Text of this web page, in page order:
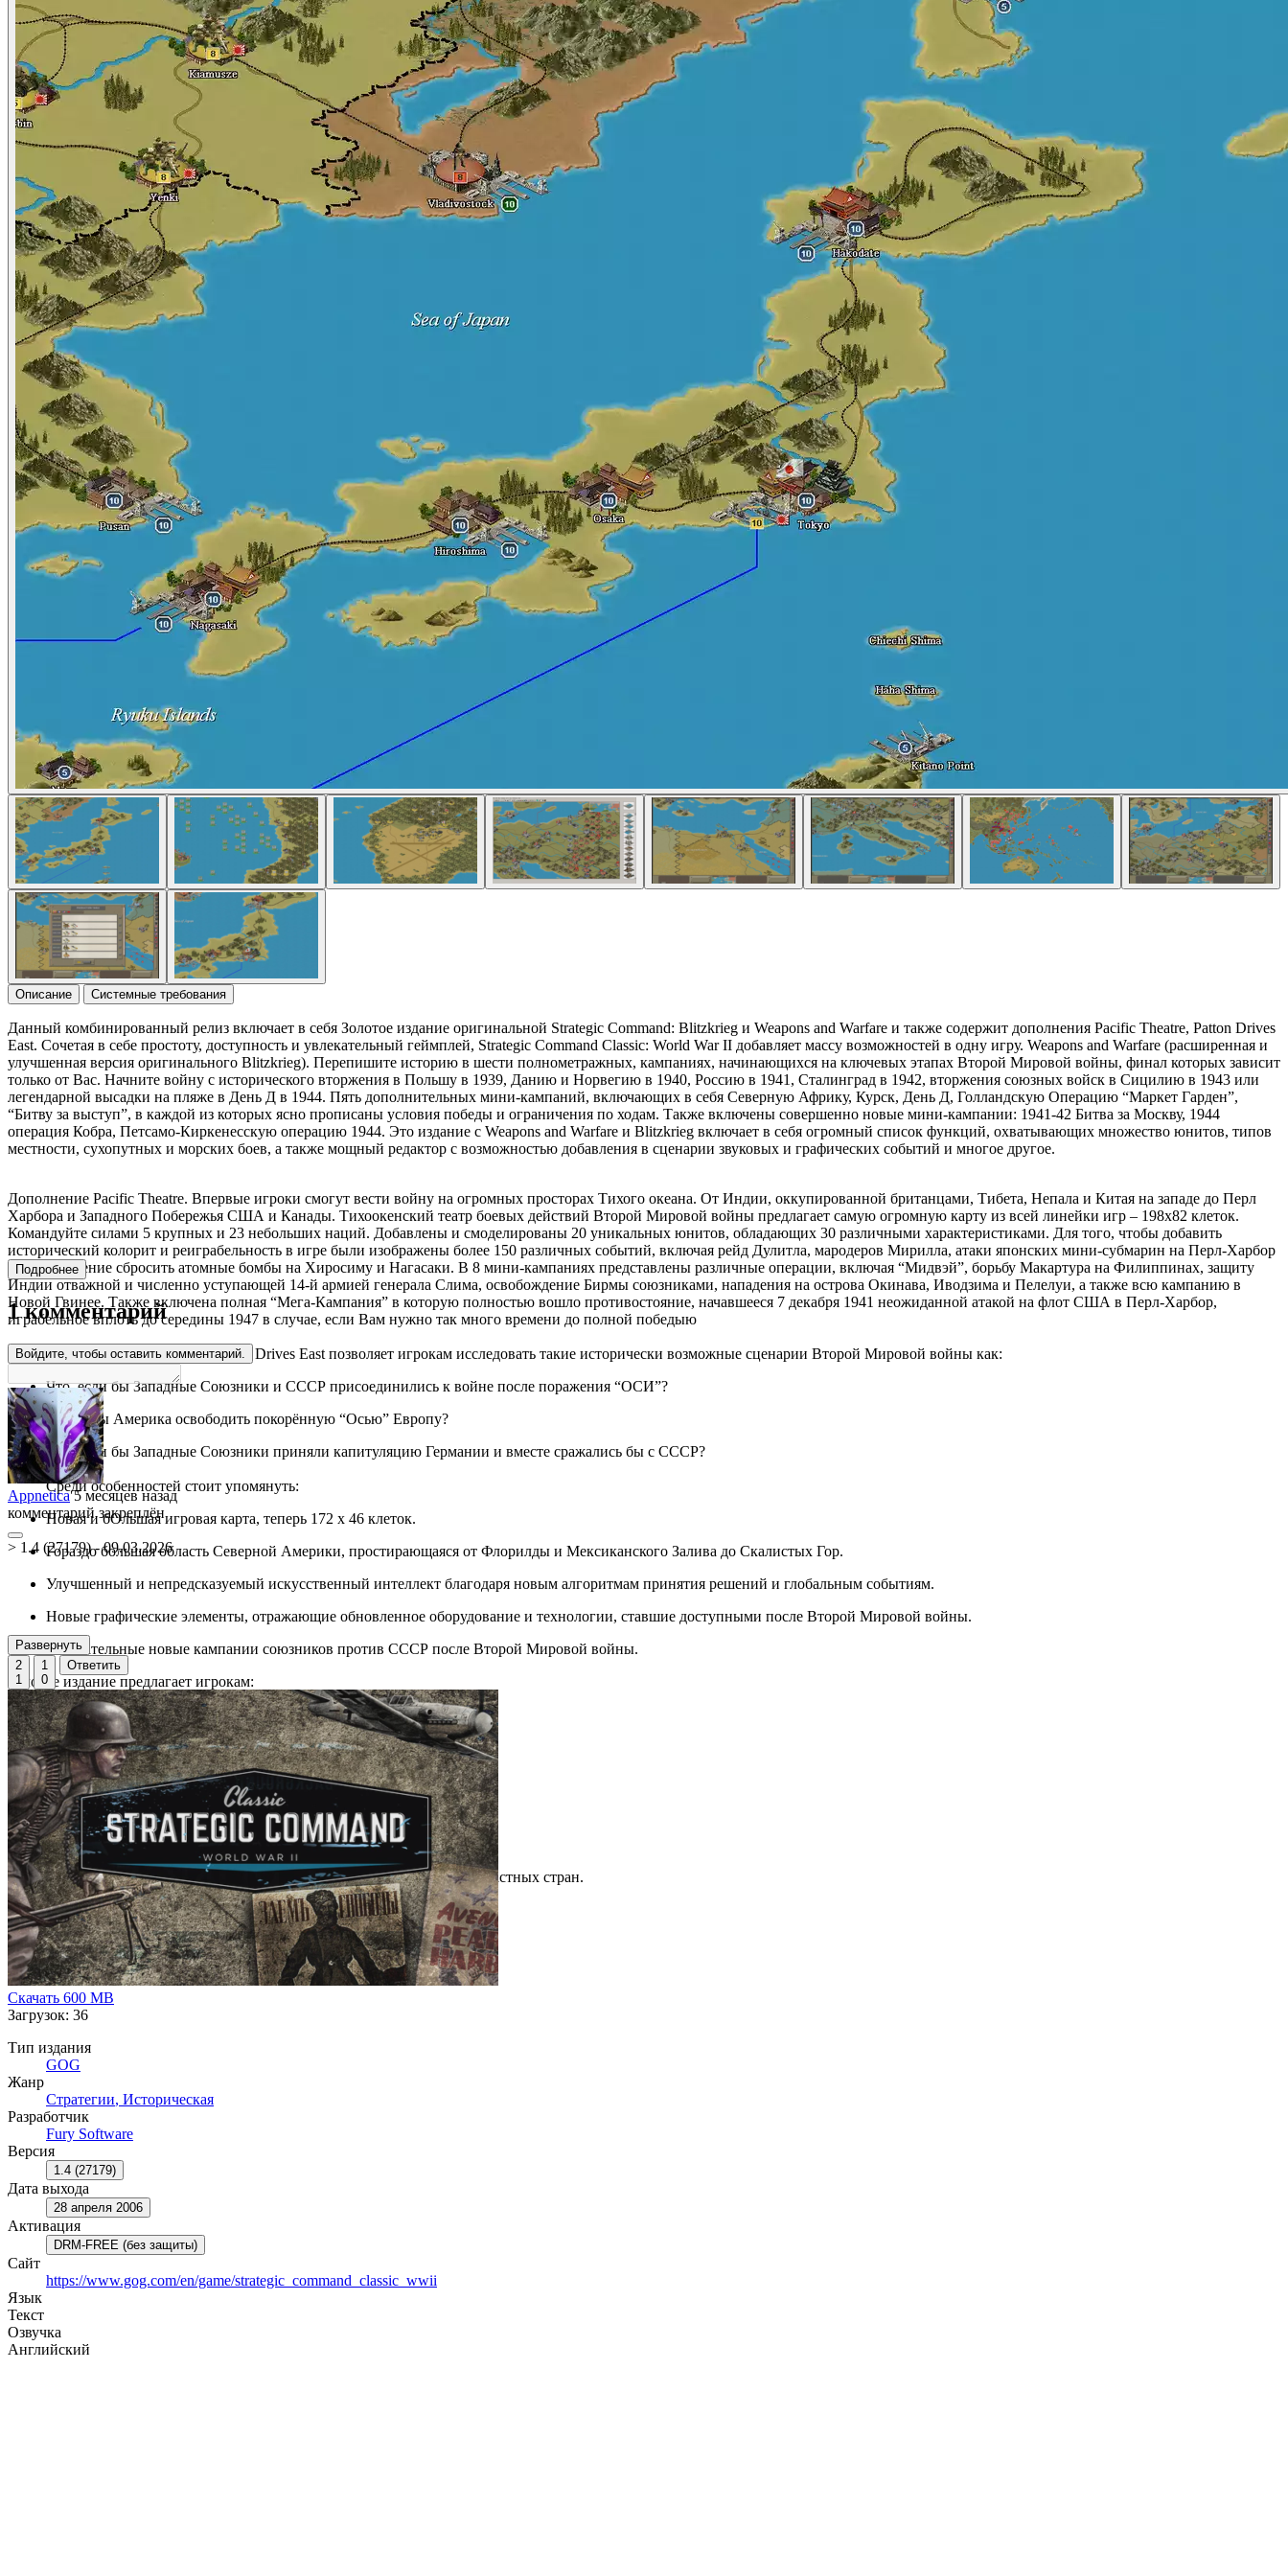
Описание Системные требования
Данный комбинированный релиз включает в себя Золотое издание оригинальной Strategic Command: Blitzkrieg и Weapons and Warfare и также содержит дополнения Pacific Theatre, Patton Drives
East. Сочетая в себе простоту, доступность и увлекательный геймплей, Strategic Command Classic: World War II добавляет массу возможностей в одну игру. Weapons and Warfare (расширенная и
улучшенная версия оригинального Blitzkrieg). Перепишите историю в шести полнометражных, кампаниях, начинающихся на ключевых этапах Второй Мировой войны, финал которых зависит
только от Вас. Начните войну с исторического вторжения в Польшу в 1939, Данию и Норвегию в 1940, Россию в 1941, Сталинград в 1942, вторжения союзных войск в Сицилию в 1943 или
легендарной высадки на пляже в День Д в 1944. Пять дополнительных мини-кампаний, включающих в себя Северную Африку, Курск, День Д, Голландскую Операцию “Маркет Гарден”,
“Битву за выступ”, в каждой из которых ясно прописаны условия победы и ограничения по ходам. Также включены совершенно новые мини-кампании: 1941-42 Битва за Москву, 1944
операция Кобра, Петсамо-Киркенесскую операцию 1944. Это издание с Weapons and Warfare и Blitzkrieg включает в себя огромный список функций, охватывающих множество юнитов, типов
местности, сухопутных и морских боев, а также мощный редактор с возможностью добавления в сценарии звуковых и графических событий и многое другое.
Дополнение Pacific Theatre. Впервые игроки смогут вести войну на огромных просторах Тихого океана. От Индии, оккупированной британцами, Тибета, Непала и Китая на западе до Перл
Харбора и Западного Побережья США и Канады. Тихоокенский театр боевых действий Второй Мировой войны предлагает самую огромную карту из всей линейки игр – 198х82 клеток.
Командуйте силами 5 крупных и 23 небольших наций. Добавлены и смоделированы 20 уникальных юнитов, обладающих 30 различными характеристиками. Для того, чтобы добавить
исторический колорит и реиграбельность в игре были изображены более 150 различных событий, включая рейд Дулитла, мародеров Мирилла, атаки японских мини-субмарин на Перл-Харбор
и даже решение сбросить атомные бомбы на Хиросиму и Нагасаки. В 8 мини-кампаниях представлены различные операции, включая “Мидвэй”, борьбу Макартура на Филиппинах, защиту
Индии отважной и численно уступающей 14-й армией генерала Слима, освобождение Бирмы союзниками, нападения на острова Окинава, Иводзима и Пелелуи, а также всю кампанию в
Новой Гвинее. Также включена полная “Мега-Кампания” в которую полностью вошло противостояние, начавшееся 7 декабря 1941 неожиданной атакой на флот США в Перл-Харбор,
играбельное вплоть до середины 1947 в случае, если Вам нужно так много времени до полной победыю
Дополнение Patton Drives East. Patton Drives East позволяет игрокам исследовать такие исторически возможные сценарии Второй Мировой войны как:
Что, если бы Западные Союзники и СССР присоединились к войне после поражения “ОСИ”?
Могла бы Америка освободить покорённую “Осью” Европу?
Что, если бы Западные Союзники приняли капитуляцию Германии и вместе сражались бы с СССР?
Среди особенностей стоит упомянуть:
Новая и бОльшая игровая карта, теперь 172 х 46 клеток.
Гораздо большая область Северной Америки, простирающаяся от Флорилды и Мексиканского Залива до Скалистых Гор.
Улучшенный и непредсказуемый искусственный интеллект благодаря новым алгоритмам принятия решений и глобальным событиям.
Новые графические элементы, отражающие обновленное оборудование и технологии, ставшие доступными после Второй Мировой войны.
Увлекательные новые кампании союзников против СССР после Второй Мировой войны.
Золотое издание предлагает игрокам:
Игры Blitzkrieg + Weapons and Warfare
Дополнение Pacific Theatre
Дополнение Patton Drives East
Мощный игровой редактор
Сотни внутриигровых событий
Ведите боевые действия по всему миру, руководя силами всех причастных стран.
Подробнее
1 комментарий
Войдите, чтобы оставить комментарий.
Appnetica 5 месяцев назад
комментарий закреплён
> 1.4 (27179) - 09.03.2026
Развернуть
2
1
1
0
Ответить
Скачать 600 MB
Загрузок: 36
Тип издания
GOG
Жанр
Стратегии, Историческая
Разработчик
Fury Software
Версия
1.4 (27179)
Дата выхода
28 апреля 2006
Активация
DRM-FREE (без защиты)
Сайт
https://www.gog.com/en/game/strategic_command_classic_wwii
Язык
Текст
Озвучка
Английский